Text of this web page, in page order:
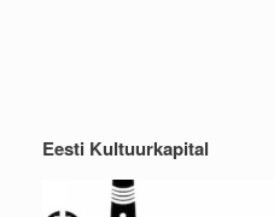
Eesti Kultuurkapital